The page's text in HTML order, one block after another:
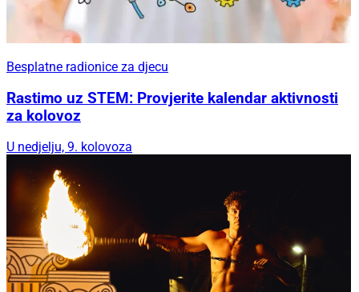
Besplatne radionice za djecu
Rastimo uz STEM: Provjerite kalendar aktivnosti
za kolovoz
U nedjelju, 9. kolovoza